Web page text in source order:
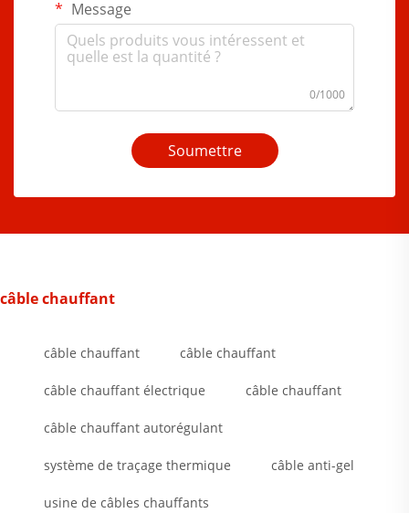
Message
0/1000
Soumettre
câble chauffant
câble chauffant câble chauffant
câble chauffant électrique câble chauffant
câble chauffant autorégulant
système de traçage thermique câble anti-gel
usine de câbles chauffants